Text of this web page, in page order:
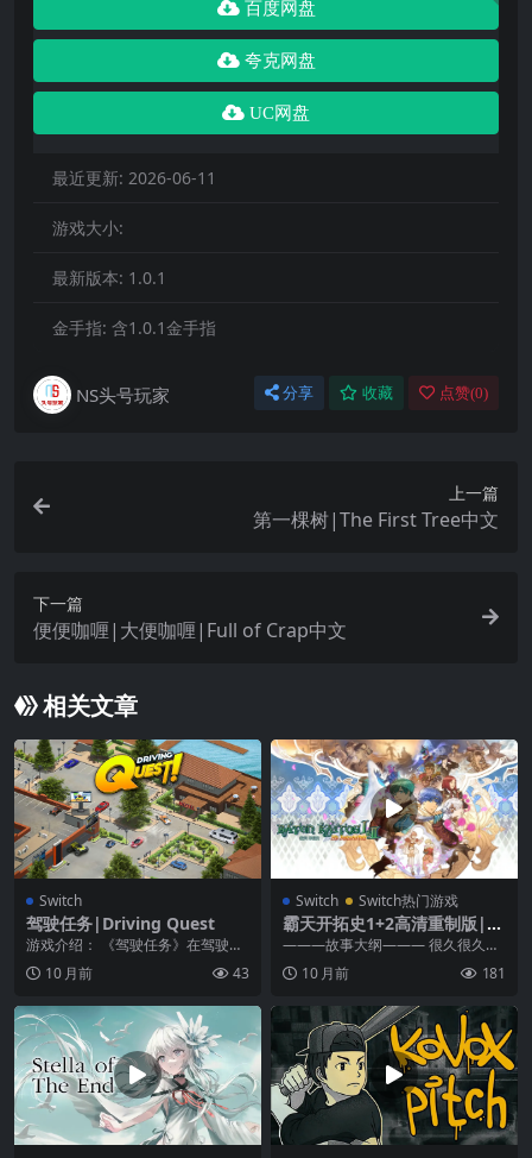
百度网盘
夸克网盘
UC网盘
最近更新: 2026-06-11
游戏大小:
最新版本: 1.0.1
金手指: 含1.0.1金手指
NS头号玩家 分享 收藏 点赞(0)
上一篇
第一棵树|The First Tree中文
下一篇
便便咖喱|大便咖喱|Full of Crap中文
相关文章
Switch
驾驶任务|Driving Quest
游戏介绍： 《驾驶任务》在驾驶任
务中，您将重新发现驾驶的乐趣！
探索令人惊叹的环境...
10 月前 43
Switch Switch热门游戏
霸天开拓史1+2高清重制版|B
aten Kaitos I + II HD Remas
ter中文
―――故事大纲――― 很久很久以
前， 邪神与人们之间发生了一场规
模庞大的战争。 ...
10 月前 181